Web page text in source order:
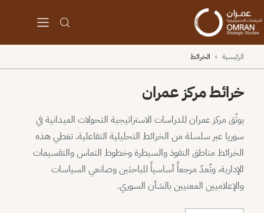
الرئيسية › الخرائط
خرائط مركز عمران
يوثّق مركز عمران للدراسات الاستراتيجية التحولات الميدانية في
سوريا عبر سلسلة من الخرائط التحليلية التفاعلية. تغطي هذه
الخرائط مناطق النفوذ والسيطرة وخطوط التماس والتقسيمات
الإدارية، وتُعدّ مرجعاً أساسياً للباحثين وصانعي السياسات
والإعلاميين المعنيين بالشأن السوري.